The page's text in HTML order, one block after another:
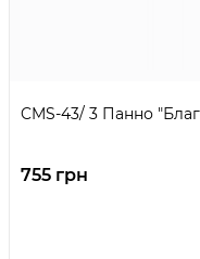
CMS-43/ 3 Панно
755 грн